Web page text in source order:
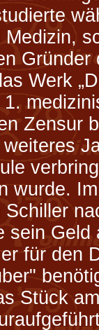
Medizin,
Gründer
Werk
1.
Zensur
wurde.
Schiller
sein Geld
für den
Stück